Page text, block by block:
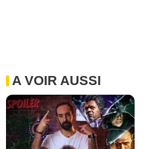
A VOIR AUSSI